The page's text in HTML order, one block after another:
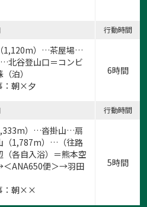
行動時間
1,120m）…茶屋場…
北谷登山口＝コンビ
泊）
朝×夕
6時間
行動時間
）…沓掛山…扇
（1,787m）…（往路
各自入浴）＝熊本空
＜ANA650便＞→羽田
：朝××
5時間